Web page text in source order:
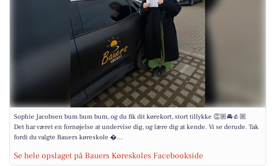
Sophie Jacobsen bum bum bum, og du fik dit kørekort, stort tillykke 👏🏼🚘👍🏼
Det har været en fornøjelse at undervise dig, og lære dig at kende. Vi se derude. Tak
fordi du valgte Bauers køreskole �...
Se hele opslaget på Bauers Køreskoles Facebookside